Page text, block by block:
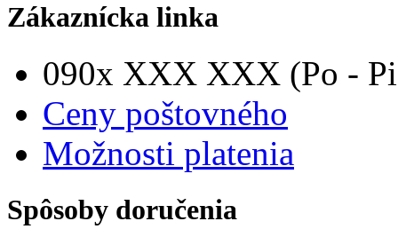
Zákaznícka linka
090x XXX XXX (Po -
Ceny poštovného
Možnosti platenia
Spôsoby doručenia